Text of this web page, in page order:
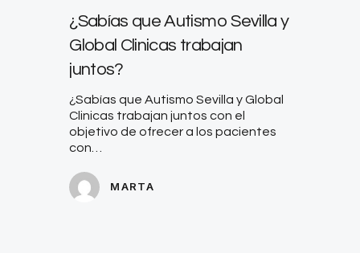
¿Sabías que Autismo Sevilla y
Global Clinicas trabajan
juntos?
¿Sabías que Autismo Sevilla y Global
Clinicas trabajan juntos con el
objetivo de ofrecer a los pacientes
con…
MARTA